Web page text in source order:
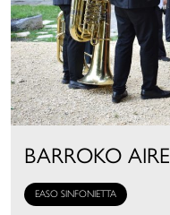
BARROKO AIRE
EASO SINFONIETTA